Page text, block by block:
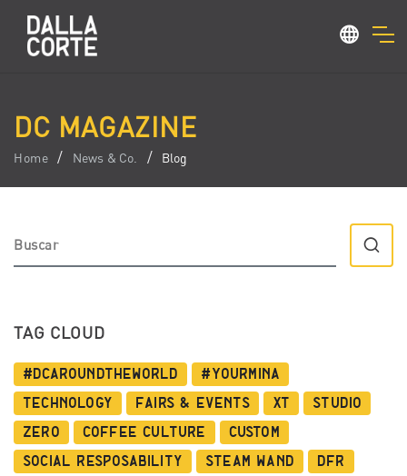
DC MAGAZINE
Home News & Co. Blog
TAG CLOUD
#dcaroundtheworld
#YourMina
Technology
Fairs & Events XT
Studio
Zero
Coffee Culture
Custom
Social Resposability
Steam Wand
DFR